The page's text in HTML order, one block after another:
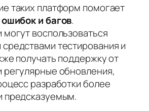
таких платформ помогает
и багов.
могут воспользоваться
тестирования и
получать поддержку от
регулярные обновления,
разработки более
предсказуемым.